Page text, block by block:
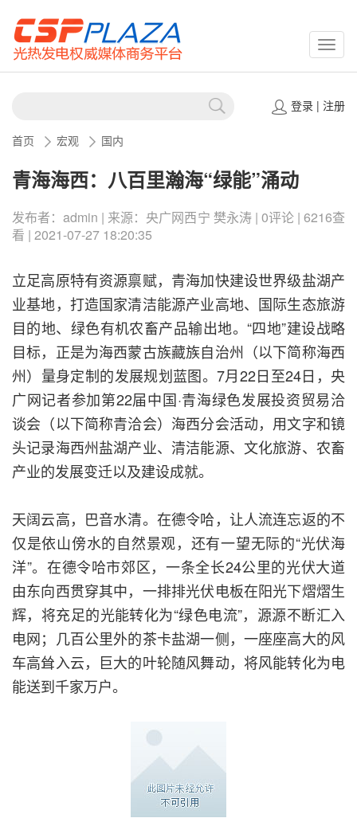
登录| 注册
首页 宏观 国内
青海海西：八百里瀚海“绿能”涌动
发布者：admin | 来源：央广网西宁 樊永涛 | 0评论 | 6216查
看 | 2021-07-27 18:20:35
立足高原特有资源禀赋，青海加快建设世界级盐湖产
业基地，打造国家清洁能源产业高地、国际生态旅游
目的地、绿色有机农畜产品输出地。“四地”建设战略
目标，正是为海西蒙古族藏族自治州（以下简称海西
州）量身定制的发展规划蓝图。7月22日至24日，央
广网记者参加第22届中国·青海绿色发展投资贸易洽
谈会（以下简称青洽会）海西分会活动，用文字和镜
头记录海西州盐湖产业、清洁能源、文化旅游、农畜
产业的发展变迁以及建设成就。
天阔云高，巴音水清。在德令哈，让人流连忘返的不
仅是依山傍水的自然景观，还有一望无际的“光伏海
洋”。在德令哈市郊区，一条全长24公里的光伏大道
由东向西贯穿其中，一排排光伏电板在阳光下熠熠生
辉，将充足的光能转化为“绿色电流”，源源不断汇入
电网；几百公里外的茶卡盐湖一侧，一座座高大的风
车高耸入云，巨大的叶轮随风舞动，将风能转化为电
能送到千家万户。